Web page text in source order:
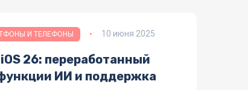
И ТЕЛЕФОНЫ 10 июня 2025
26: переработанный
ИИ и поддержка